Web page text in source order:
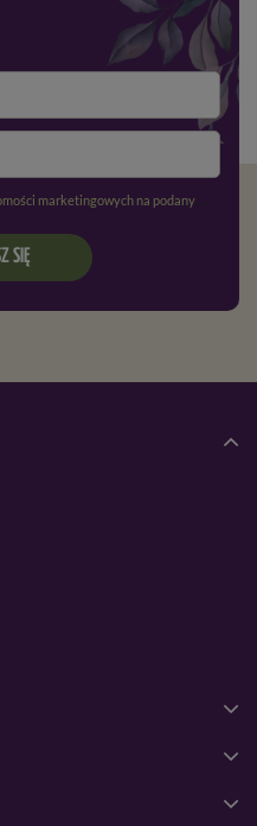
adres e-mail oraz przetwarzanie danych osobowych zgodnie z
SIĘ